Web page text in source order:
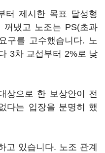
터 제시한 목표 달성형
냈고 노조는 PS(초과
구를 고수했습니다. 노
3차 교섭부터 2%로 낮
상으로 한 보상안이 전
다는 입장을 분명히 했
고 있습니다. 노조 관계